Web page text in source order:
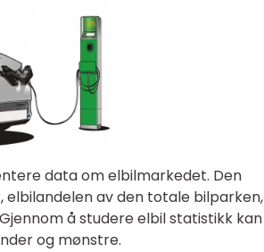
data om elbilmarkedet. Den
av den totale bilparken,
å studere elbil statistikk kan
og mønstre.